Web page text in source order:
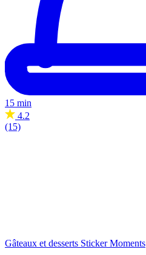
15 min
4.2
(15)
Gâteaux et desserts Sticker Moments